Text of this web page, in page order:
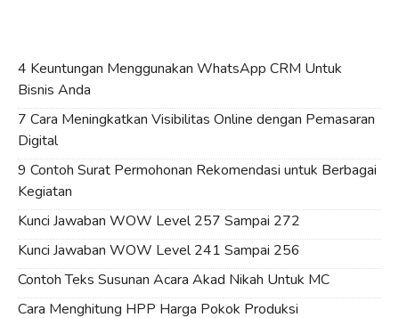
4 Keuntungan Menggunakan WhatsApp CRM Untuk
Bisnis Anda
7 Cara Meningkatkan Visibilitas Online dengan Pemasaran
Digital
9 Contoh Surat Permohonan Rekomendasi untuk Berbagai
Kegiatan
Kunci Jawaban WOW Level 257 Sampai 272
Kunci Jawaban WOW Level 241 Sampai 256
Contoh Teks Susunan Acara Akad Nikah Untuk MC
Cara Menghitung HPP Harga Pokok Produksi